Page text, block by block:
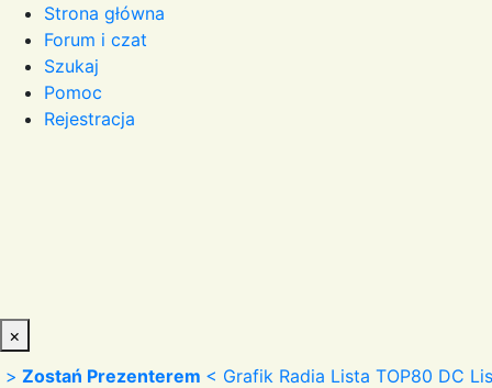
Strona główna
Forum i czat
Szukaj
Pomoc
Rejestracja
×
> Zostań Prezenterem < Grafik Radia Lista TOP80 DC